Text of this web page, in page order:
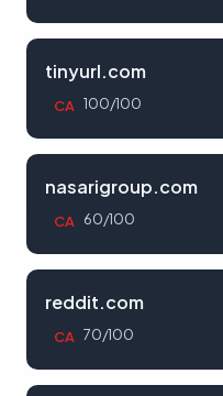
tinyurl.com
CA 100/100
nasarigroup.com
CA 60/100
reddit.com
CA 70/100